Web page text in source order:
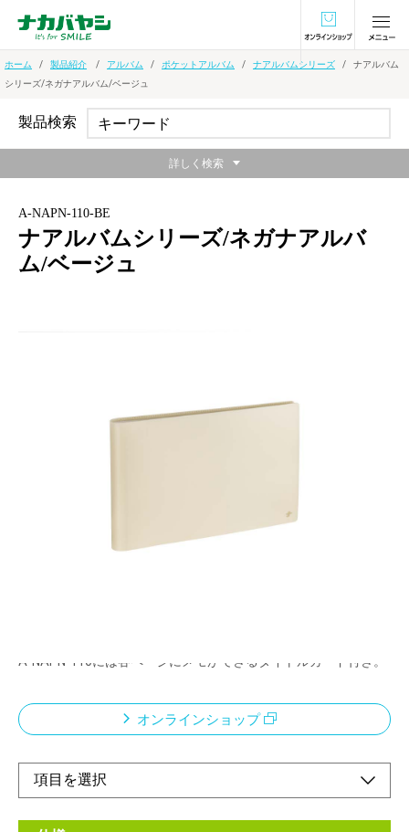
オンラインショ
ホーム 製品紹介 アルバム ポケットアルバム ナアルバムシリーズ
ナアルバム
シリーズ/ネガナアルバム/ベージュ
A-NAPN-110-BE
ナアルバムシリーズ/ネガナアルバ
ム/ベージュ
コロンとした背がかわいいブック型のアルバムです。
撮影に使用したカメラのボディカラーや、フィルムの仕様にあわ
A-NAPN-110には各ページにメモができるタイトルカード付き。
オンラインショップ
製品検索
詳しく検索